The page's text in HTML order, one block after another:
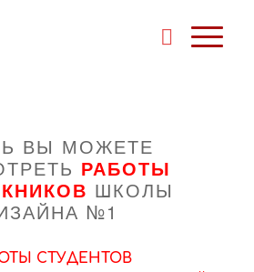
ВЫ МОЖЕТЕ
РАБОТЫ
ШКОЛЫ
№1
СТУДЕНТОВ